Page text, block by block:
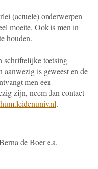
(actuele) onderwerpen
moeite. Ook is men in
houden.
schriftelijke toetsing
aanwezig is geweest en de
men een
zijn, neem dan contact
.
de Boer e.a.